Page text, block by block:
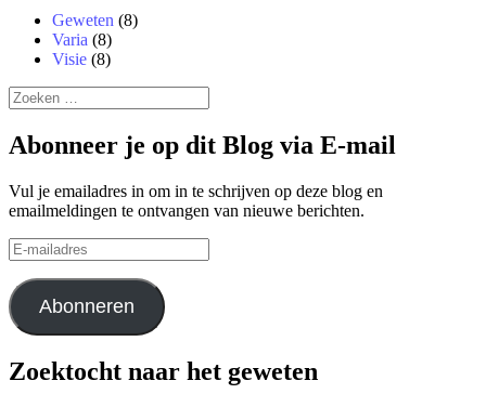
Geweten (8)
Varia (8)
Visie (8)
Zoeken
naar:
Abonneer je op dit Blog via E-mail
Vul je emailadres in om in te schrijven op deze blog en
emailmeldingen te ontvangen van nieuwe berichten.
E-
mailadres
Abonneren
Zoektocht naar het geweten